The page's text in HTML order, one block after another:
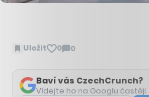
Uložit 0 0
Zobrazit
Baví vás CzechCrunch?
Vídejte ho na Googlu častěji.